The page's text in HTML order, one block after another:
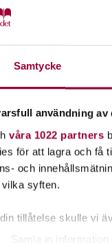
Samtycke
användning av
våra 1022 partners
för att lagra och få
och
syften.
tillåtelse skulle vi
Samla in
find basic